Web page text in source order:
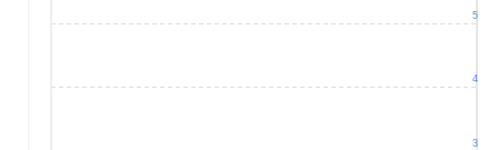
3
4
5